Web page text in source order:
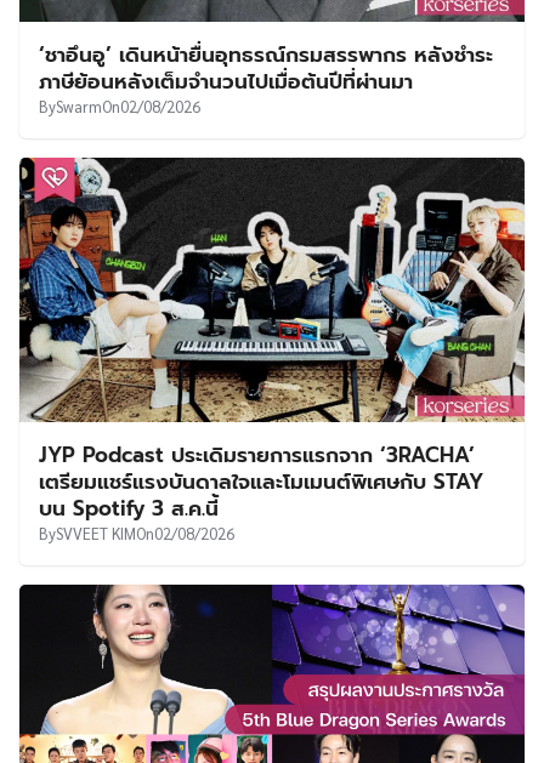
‘ชาอึนอู’ เดินหน้ายื่นอุทธรณ์กรมสรรพากร หลังชำระ
ภาษีย้อนหลังเต็มจำนวนไปเมื่อต้นปีที่ผ่านมา
BySwarmOn02/08/2026
JYP Podcast ประเดิมรายการแรกจาก ‘3RACHA’
เตรียมแชร์แรงบันดาลใจและโมเมนต์พิเศษกับ STAY
บน Spotify 3 ส.ค.นี้
BySVVEET KIMOn02/08/2026